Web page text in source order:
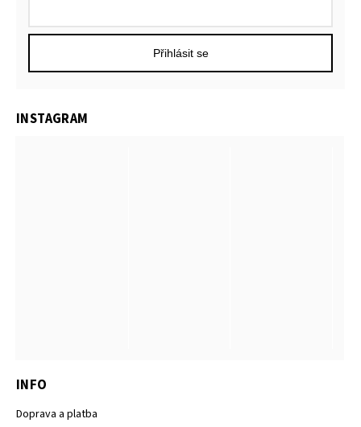
Přihlásit se
INFO
Doprava a platba
INSTAGRAM